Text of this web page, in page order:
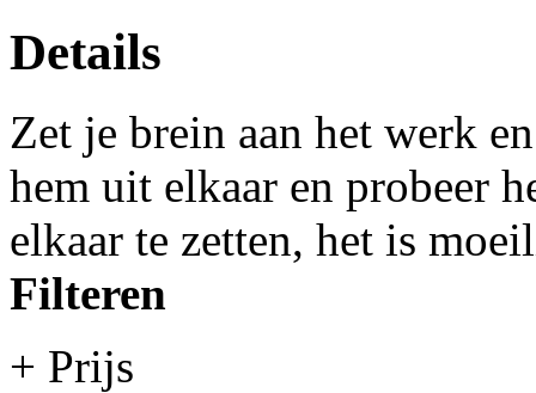
Details
Zet je brein aan het werk
hem uit elkaar en probeer
elkaar te zetten, het is
Filteren
+ Prijs